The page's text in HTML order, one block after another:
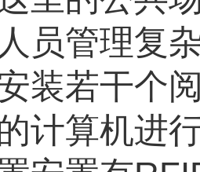
员管理复
装若干个
计算机进